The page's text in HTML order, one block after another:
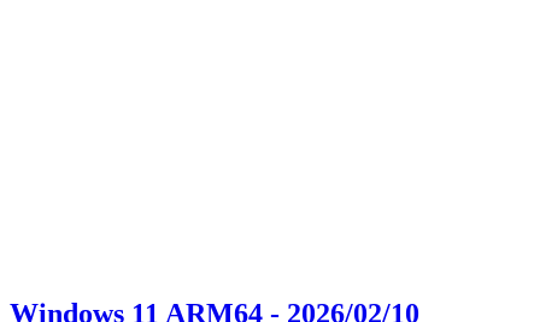
Windows 11 ARM64 - 2026/02/10